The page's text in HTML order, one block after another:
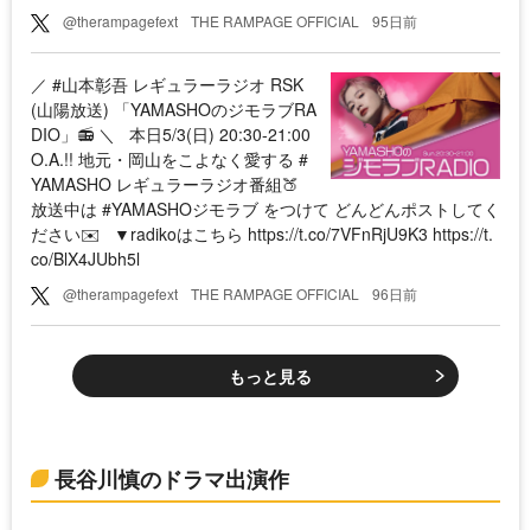
@therampagefext THE RAMPAGE OFFICIAL 95日前
／ #山本彰吾 レギュラーラジオ RSK
(山陽放送) 「YAMASHOのジモラブRA
DIO」📻 ＼ 本日5/3(日) 20:30-21:00
O.A.!! 地元・岡山をこよなく愛する #
YAMASHO レギュラーラジオ番組🍑
放送中は #YAMASHOジモラブ をつけて どんどんポストしてく
ださい✉️ ▼radikoはこちら https://t.co/7VFnRjU9K3 https://t.
co/BlX4JUbh5l
@therampagefext THE RAMPAGE OFFICIAL 96日前
もっと見る
長谷川慎のドラマ出演作